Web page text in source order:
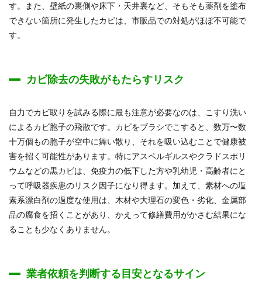
す。また、壁紙の裏側や床下・天井裏など、そもそも薬剤を塗布
できない箇所に発生したカビは、市販品での対処がほぼ不可能で
す。
カビ除去の失敗がもたらすリスク
自力でカビ取りを試みる際に最も注意が必要なのは、こすり洗い
によるカビ胞子の飛散です。カビをブラシでこすると、数万〜数
十万個もの胞子が空中に舞い散り、それを吸い込むことで健康被
害を招く可能性があります。特にアスペルギルスやクラドスポリ
ウムなどの黒カビは、免疫力の低下した方や乳幼児・高齢者にと
って呼吸器疾患のリスク因子になり得ます。加えて、素材への塩
素系漂白剤の過度な使用は、木材や大理石の変色・劣化、金属部
品の腐食を招くことがあり、かえって修繕費用がかさむ結果にな
ることも少なくありません。
業者依頼を判断する目安となるサイン